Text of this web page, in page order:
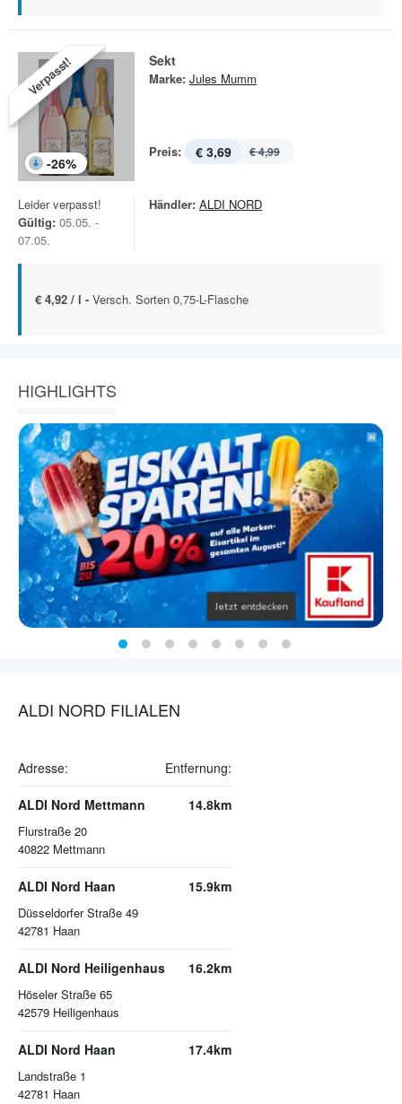
Verpasst!
-26%
Sekt
Marke: Jules Mumm
Preis: € 3,69 € 4,99
Leider verpasst!
Gültig: 05.05. -
07.05.
Händler: ALDI NORD
€ 4,92 / l - Versch. Sorten 0,75-L-Flasche
HIGHLIGHTS
ALDI NORD FILIALEN
Adresse: Entfernung:
ALDI Nord Mettmann
Flurstraße 20
40822 Mettmann
14.8km
ALDI Nord Haan
Düsseldorfer Straße 49
42781 Haan
15.9km
ALDI Nord Heiligenhaus
Höseler Straße 65
42579 Heiligenhaus
16.2km
ALDI Nord Haan
Landstraße 1
42781 Haan
17.4km